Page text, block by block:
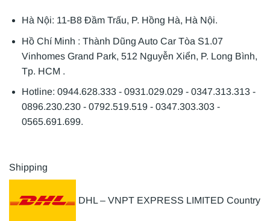
Hà Nội: 11-B8 Đầm Trấu, P. Hồng Hà, Hà Nội.
Hồ Chí Minh : Thành Dũng Auto Car Tòa S1.07
Vinhomes Grand Park, 512 Nguyễn Xiển, P. Long Bình,
Tp. HCM .
Hotline: 0944.628.333 - 0931.029.029 - 0347.313.313 -
0896.230.230 - 0792.519.519 - 0347.303.303 -
0565.691.699.
Shipping
DHL – VNPT EXPRESS LIMITED Country